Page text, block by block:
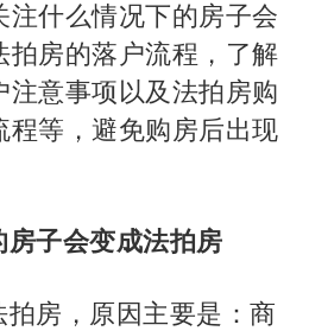
注什么情况下的房子会
拍房的落户流程，了解
注意事项以及法拍房购
程等，避免购房后出现
房子会变成法拍房
拍房，原因主要是：商